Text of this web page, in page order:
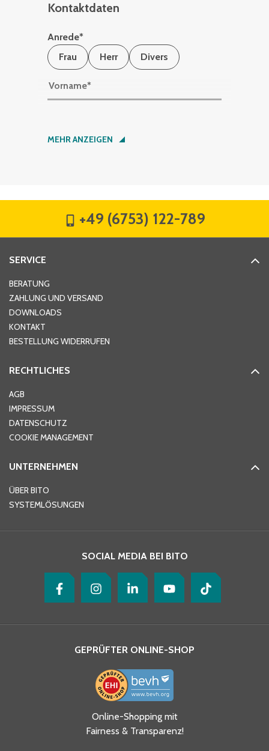
Kontaktdaten
Anrede*
Frau
Herr Divers
Vorname*
Nachname*
Hausnummer
Ort*
Telefon
Ja, ich habe die
Datenschutzhinweise gelesen
und akzeptiere diese.
MEHR ANZEIGEN
+49 (6753) 122-789
SERVICE
BERATUNG
ZAHLUNG UND VERSAND
DOWNLOADS
KONTAKT
BESTELLUNG WIDERRUFEN
RECHTLICHES
AGB
IMPRESSUM
DATENSCHUTZ
COOKIE MANAGEMENT
UNTERNEHMEN
ÜBER BITO
SYSTEMLÖSUNGEN
SOCIAL MEDIA BEI BITO
GEPRÜFTER ONLINE-SHOP
Online-Shopping mit
Fairness & Transparenz!